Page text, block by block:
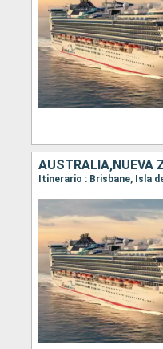
AUSTRALIA,NUEVA
Itinerario : Brisbane, Isla